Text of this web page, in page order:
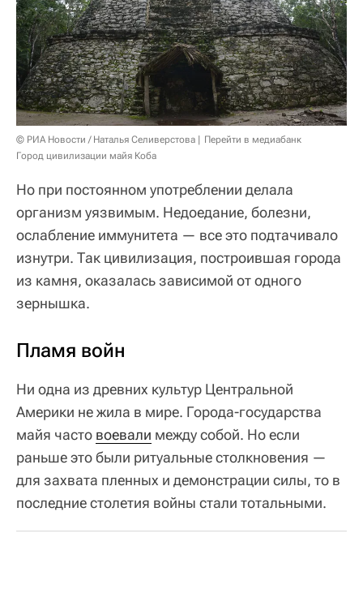
© РИА Новости / Наталья Селиверстова
Перейти в медиабанк
Город цивилизации майя Коба
Но при постоянном употреблении делала
организм уязвимым. Недоедание, болезни,
ослабление иммунитета — все это подтачивало
изнутри. Так цивилизация, построившая города
из камня, оказалась зависимой от одного
зернышка.
Пламя войн
Ни одна из древних культур Центральной
Америки не жила в мире. Города-государства
майя часто воевали между собой. Но если
раньше это были ритуальные столкновения —
для захвата пленных и демонстрации силы, то в
последние столетия войны стали тотальными.